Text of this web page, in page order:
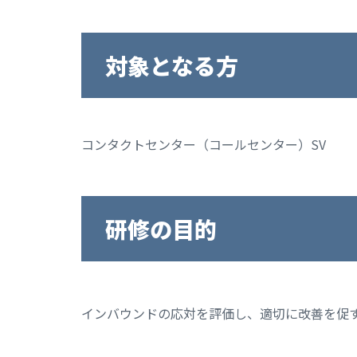
対象となる方
コンタクトセンター（コールセンター）SV
研修の目的
インバウンドの応対を評価し、適切に改善を促